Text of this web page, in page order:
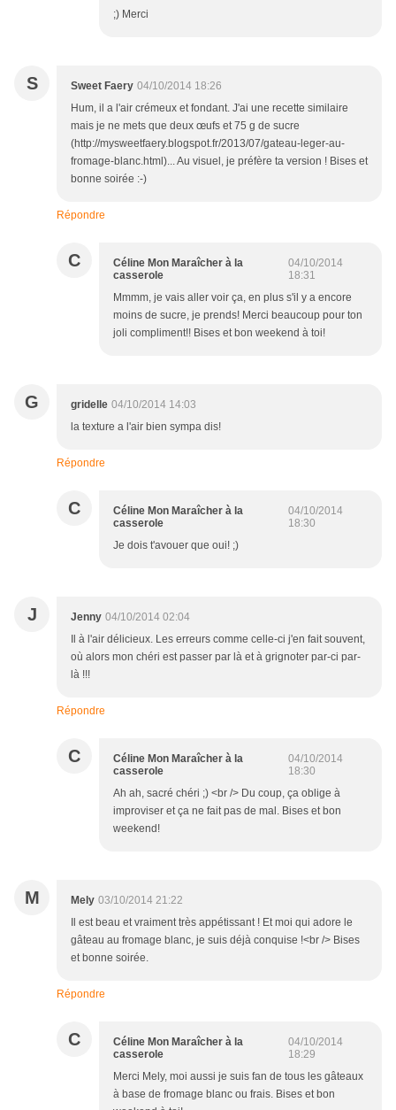
;) Merci
S Sweet Faery 04/10/2014 18:26
Hum, il a l'air crémeux et fondant. J'ai une recette similaire
mais je ne mets que deux œufs et 75 g de sucre
(http://mysweetfaery.blogspot.fr/2013/07/gateau-leger-au-
fromage-blanc.html)... Au visuel, je préfère ta version ! Bises et
bonne soirée :-)
Répondre
C
Céline Mon Maraîcher à la
casserole
04/10/2014
18:31
Mmmm, je vais aller voir ça, en plus s'il y a encore
moins de sucre, je prends! Merci beaucoup pour ton
joli compliment!! Bises et bon weekend à toi!
G gridelle 04/10/2014 14:03
la texture a l'air bien sympa dis!
Répondre
C
Céline Mon Maraîcher à la
casserole
04/10/2014
18:30
Je dois t'avouer que oui! ;)
J Jenny 04/10/2014 02:04
Il à l'air délicieux. Les erreurs comme celle-ci j'en fait souvent,
où alors mon chéri est passer par là et à grignoter par-ci par-
là !!!
Répondre
C
Céline Mon Maraîcher à la
casserole
04/10/2014
18:30
Ah ah, sacré chéri ;) <br /> Du coup, ça oblige à
improviser et ça ne fait pas de mal. Bises et bon
weekend!
M Mely 03/10/2014 21:22
Il est beau et vraiment très appétissant ! Et moi qui adore le
gâteau au fromage blanc, je suis déjà conquise !<br /> Bises
et bonne soirée.
Répondre
C
Céline Mon Maraîcher à la
casserole
04/10/2014
18:29
Merci Mely, moi aussi je suis fan de tous les gâteaux
à base de fromage blanc ou frais. Bises et bon